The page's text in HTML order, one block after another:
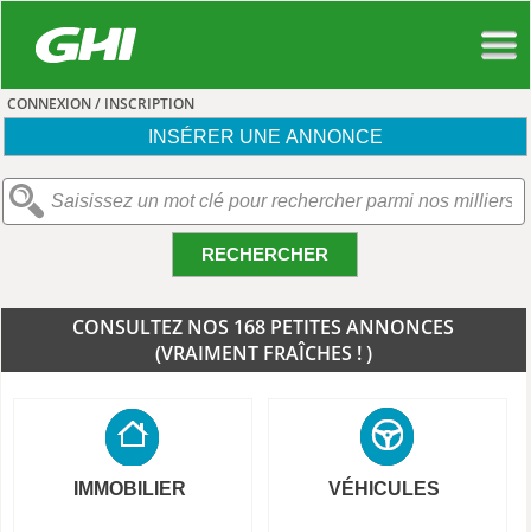
CONNEXION / INSCRIPTION
CONSULTEZ NOS 168 PETITES ANNONCES
(VRAIMENT FRAÎCHES ! )
IMMOBILIER VÉHICULES
INSÉRER UNE ANNONCE
RECHERCHER